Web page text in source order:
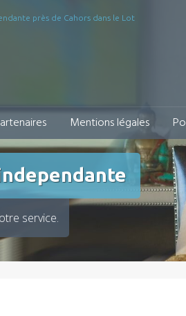
près de Cahors dans le Lot
Mentions légales
service.